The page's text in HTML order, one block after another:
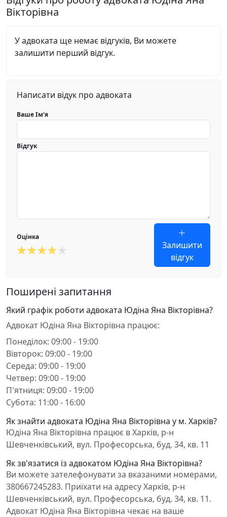
Вікторівна
У адвоката ще немає відгуків, Ви можете
залишити перший відгук.
Написати відук про адвоката
Ваше Ім'я
Відгук
Оцінка
Залишити
відгук
Поширені запитання
Який графік роботи адвоката Юдіна Яна Вікторівна?
Адвокат Юдіна Яна Вікторівна працює:
Понеділок: 09:00 - 19:00
Вівторок: 09:00 - 19:00
Середа: 09:00 - 19:00
Четвер: 09:00 - 19:00
П'ятниця: 09:00 - 19:00
Субота: 11:00 - 16:00
Як знайти адвоката Юдіна Яна Вікторівна у м. Харків?
Юдіна Яна Вікторівна працює в Харків, р-н
Шевченківський, вул. Професорська, буд. 34, кв. 11
Як зв'язатися із адвокатом Юдіна Яна Вікторівна?
Ви можете зателефонувати за вказаними номерами,
380667245283. Приїхати на адресу Харків, р-н
Шевченківський, вул. Професорська, буд. 34, кв. 11.
Адвокат Юдіна Яна Вікторівна чекає на ваше